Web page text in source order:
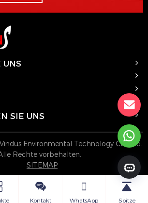
SIE UNS
Environmental Technology Co., Ltd.
Rechte vorbehalten.
SITEMAP
Kontakt WhatsApp Spitze